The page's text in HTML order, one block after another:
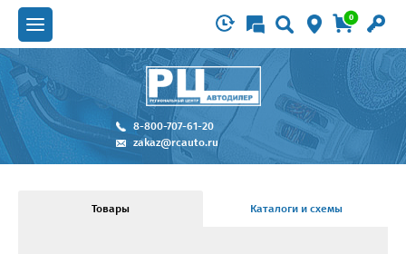
0
8-800-707-61-20
zakaz@rcauto.ru
Товары Каталоги и схемы